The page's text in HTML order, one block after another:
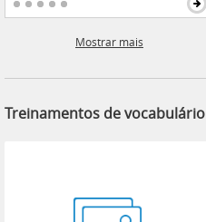
Mostrar mais
Treinamentos de vocabulário